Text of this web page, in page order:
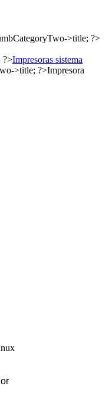
Impresoras sistema
Impresora